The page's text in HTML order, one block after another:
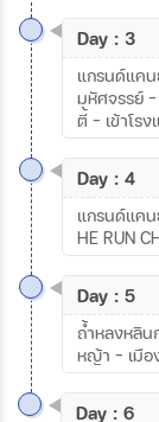
Day : 3
แกรนด์แคน
มหัศจรรย์
ตี้ – เข้าโร
Day : 4
แกรนด์แคน
HE RUN
Day : 5
ถ้ำหลงหลิน
หญ้า – เมือ
Day : 6